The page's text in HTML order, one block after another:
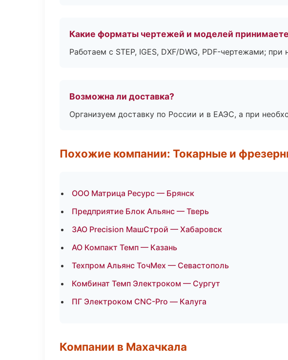
Какие форматы чертежей и моделей
Работаем с STEP, IGES, DXF/DWG, PDF-чертежами;
Возможна ли доставка?
Организуем доставку по России и в ЕАЭС, а при
Похожие компании: Токарные и
ООО Матрица Ресурс — Брянск
Предприятие Блок Альянс — Тверь
ЗАО Precision МашСтрой — Хабаровск
АО Компакт Темп — Казань
Техпром Альянс ТочМех — Севастополь
Комбинат Темп Электроком — Сургут
ПГ Электроком CNC-Pro — Калуга
Компании в Махачкала